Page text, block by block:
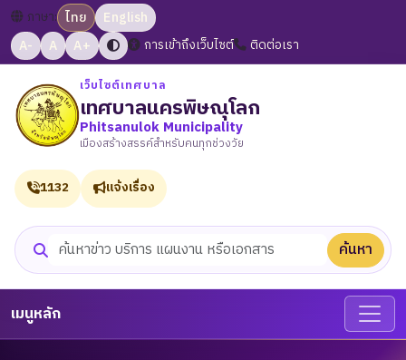
ภาษา: ไทย
English
A-
A A+ การเข้าถึงเว็บไซต์ ติดต่อเรา
เว็บไซต์เทศบาล
เทศบาลนครพิษณุโลก
Phitsanulok Municipality
เมืองสร้างสรรค์สำหรับคนทุกช่วงวัย
ค้นหาเว็บไซต์ ค้นหา
1132 แจ้งเรื่อง
เมนูหลัก